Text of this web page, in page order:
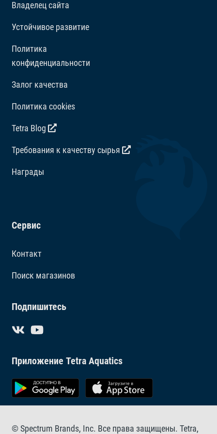
Витамины, Провитамины и химические вещества с
кг, Витамин D3 1760 МЕ/кг. Комбинации
микроэлементов: Е5 Марганец 80 мг/кг, Е6 Цинк 47
мг/кг, Е1 Железо 31 мг/кг. Красители,
Владелец сайта
Устойчивое развитие
Политика
конфиденциальности
Залог качества
Политика cookies
Tetra Blog
Требования к качеству сырья
Награды
Сервис
Контакт
Поиск магазинов
Подпишитесь
Приложение Tetra Aquatics
© Spectrum Brands, Inc. Все права защищены. Tetra,